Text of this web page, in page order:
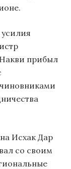
прибыл
Исхак Дар
со своим